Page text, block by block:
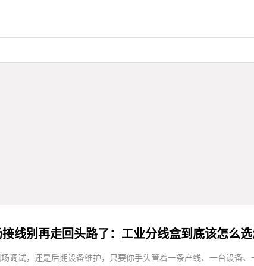
线别再走回头路了：工业分线盒到底该怎么选
试，还是后期设备维护，只要你手头管着一条产线、一台设备、